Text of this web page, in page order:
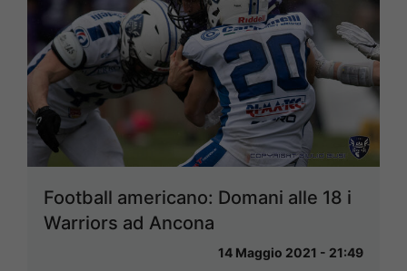
Football americano: Domani alle 18 i
Warriors ad Ancona
14 Maggio 2021 - 21:49